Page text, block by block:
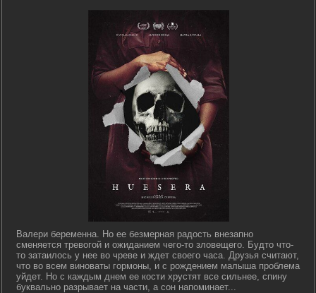
Валери беременна. Но ее безмерная радость внезапно
сменяется тревогой и ожиданием чего-то зловещего. Будто что-
то затаилось у нее во чреве и ждет своего часа. Друзья считают,
что во всем виноваты гормоны, и с рождением малыша проблема
уйдет. Но с каждым днем ее кости хрустят все сильнее, спину
буквально разрывает на части, а сон напоминает...